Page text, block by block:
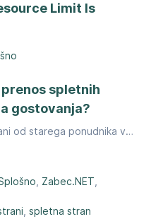
Limit Is
spletnih
gostovanja?
Brezplačen prenos spletnih strani od starega ponudnika v Zabec.net omrežje za nova naročila.
Zabec.NET
spletna stran